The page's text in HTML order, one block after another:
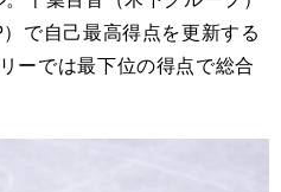
で自己最高得点を更新する
ーでは最下位の得点で総合